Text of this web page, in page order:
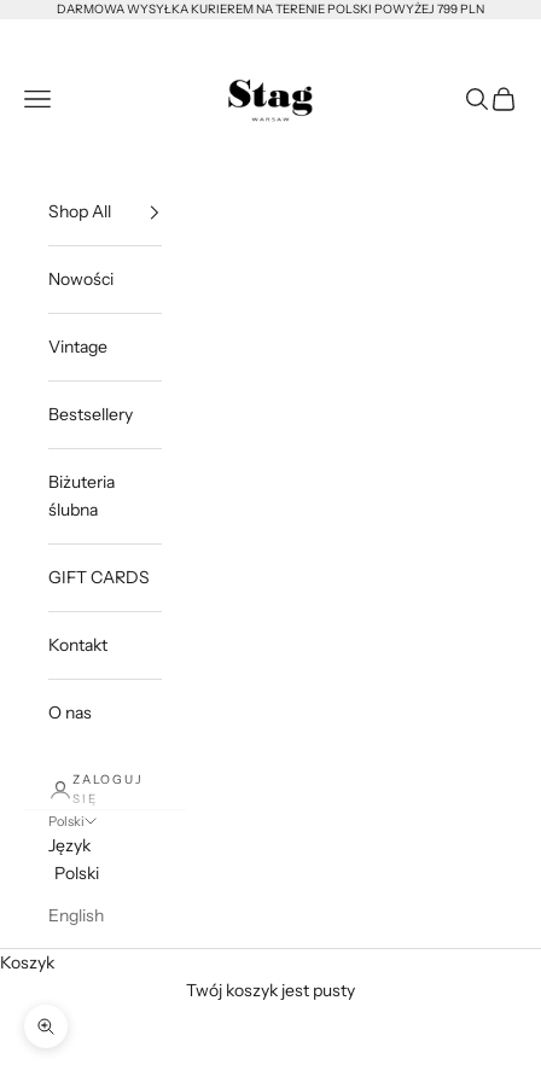
Przejdź do treści
DARMOWA WYSYŁKA KURIEREM NA TERENIE POLSKI POWYŻEJ 799 PLN
Otwórz menu nawigacji Otwórz
Shop All
Nowości
Vintage
Bestsellery
Biżuteria
ślubna
GIFT CARDS
Kontakt
O nas
ZALOGUJ
SIĘ
Polski
Język
Polski
English
Koszyk
Twój koszyk jest pusty
Przybliż